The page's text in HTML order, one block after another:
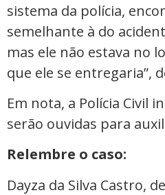
sistema da polícia,
semelhante à do
mas ele não estava no
que ele se entregaria”,
Em nota, a Polícia Civil
serão ouvidas para
Relembre o caso:
Dayza da Silva Castro,